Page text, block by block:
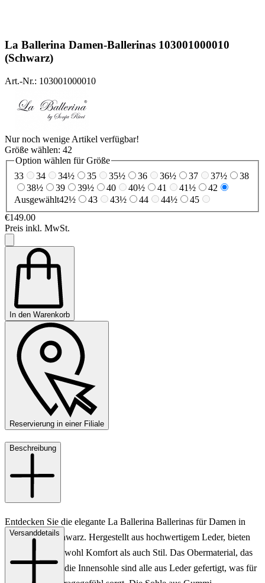
La Ballerina Damen-Ballerinas 103001000010
(Schwarz)
Art.-Nr.: 103001000010
Nur noch wenige Artikel verfügbar!
Größe wählen: 42
Option wählen für Größe
33
34 34½ 35 35½ 36 36½ 37 37½
38
38½
39 39½ 40 40½ 41 41½
42
Ausgewählt42½ 43 43½ 44 44½
45
€149.00
Preis inkl. MwSt.
In den Warenkorb
Reservierung in einer Filiale
Beschreibung
Entdecken Sie die elegante La Ballerina Ballerinas für Damen in
klassischem Schwarz. Hergestellt aus hochwertigem Leder, bieten
diese Schuhe sowohl Komfort als auch Stil. Das Obermaterial, das
Innenfutter und die Innensohle sind alle aus Leder gefertigt, was für
Versanddetails